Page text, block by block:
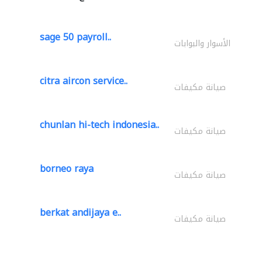
sage 50 payroll.. الأسوار والبوابات
citra aircon service.. صيانة مكيفات
chunlan hi-tech indonesia.. صيانة مكيفات
borneo raya صيانة مكيفات
berkat andijaya e.. صيانة مكيفات